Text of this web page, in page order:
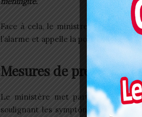
Face à cela, le ministre de la Santé
l’alarme et appelle la population à la
Mesures de prévention
Le ministère met particulièrement
soulignant les symptômes à